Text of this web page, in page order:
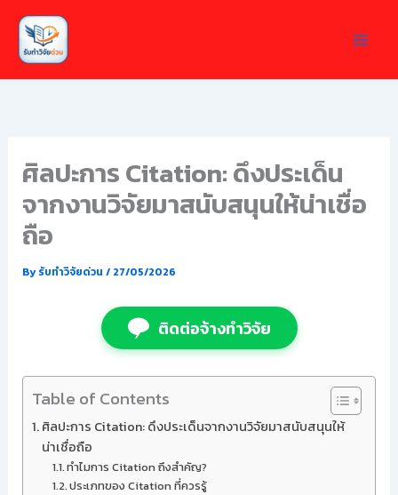
Skip
content
ศิลปะการ Citation: ดึงประเด็น
จากงานวิจัยมาสนับสนุนให้น่าเชื่อ
ถือ
Byรับทำวิจัยด่วน / 27/05/2026
ติดต่อจ้างทำวิจัย
Table of Contents
ศิลปะการ Citation: ดึงประเด็นจากงานวิจัยมาสนับสนุนให้
น่าเชื่อถือ
ทำไมการ Citation ถึงสำคัญ?
ประเภทของ Citation ที่ควรรู้